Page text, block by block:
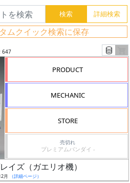
ムクイック検索に保存
647
PRODUCT
MECHANIC
STORE
売切れ
プレミアムバンダイ -
イズ（ガエリオ機）
月 （詳細ページ）